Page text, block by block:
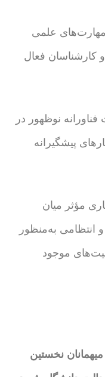
علمی
کارشناسان فعال
نوظهور در
پیشگیرانه
مؤثر میان
انتظامی به‌منظور
موجود
نخستین